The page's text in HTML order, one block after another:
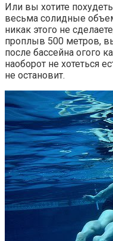
Или вы хотите
весьма солидные
никак этого не
проплыв 500 метров,
после бассейна огого
наоборот не хотеться
не остановит.